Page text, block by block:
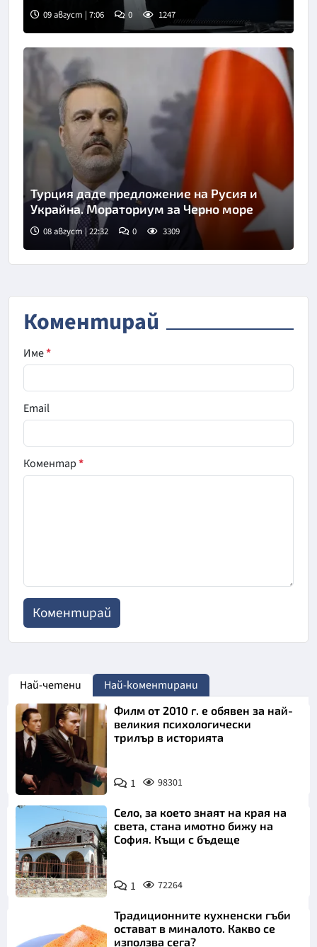
09 август | 7:06 0 1247
Турция даде предложение на Русия и
Украйна. Мораториум за Черно море
08 август | 22:32 0 3309
Коментирай
Име*
Email
Коментар*
Най-четени Най-коментирани
Филм от 2010 г. е обявен за най-
великия психологически
трилър в историята
1 98301
Село, за което знаят на края на
света, стана имотно бижу на
София. Къщи с бъдеще
1 72264
Традиционните кухненски гъби
остават в миналото. Какво се
използва сега?